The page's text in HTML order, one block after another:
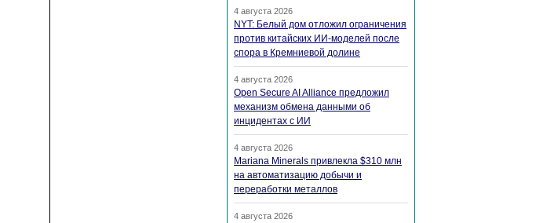
4 августа 2026
NYT: Белый дом отложил ограничения
против китайских ИИ-моделей после
спора в Кремниевой долине
4 августа 2026
Open Secure AI Alliance предложил
механизм обмена данными об
инцидентах с ИИ
4 августа 2026
Mariana Minerals привлекла $310 млн
на автоматизацию добычи и
переработки металлов
4 августа 2026